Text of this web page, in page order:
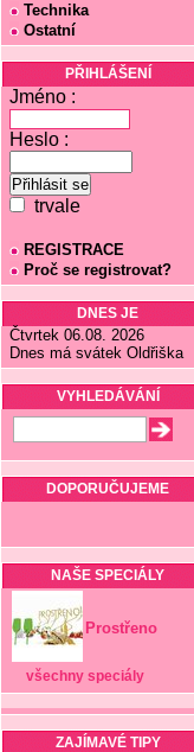
Technika
Ostatní
PŘIHLÁŠENÍ
Jméno :
Heslo :
trvale
REGISTRACE
Proč se registrovat?
DNES JE
Čtvrtek 06.08. 2026
Dnes má svátek Oldřiška
VYHLEDÁVÁNÍ
DOPORUČUJEME
NAŠE SPECIÁLY
Prostřeno
všechny speciály
ZAJÍMAVÉ TIPY